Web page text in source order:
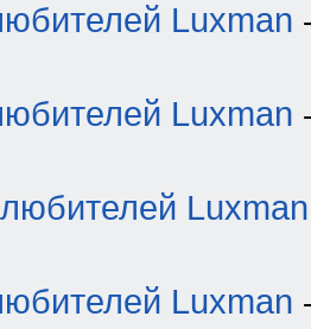
Luxman
Luxman
Luxman
Luxman